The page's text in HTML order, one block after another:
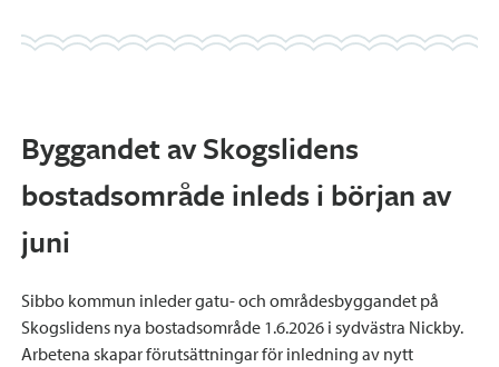
Byggandet av Skogslidens
bostadsområde inleds i början av
juni
Sibbo kommun inleder gatu- och områdesbyggandet på
Skogslidens nya bostadsområde 1.6.2026 i sydvästra Nickby.
Arbetena skapar förutsättningar för inledning av nytt